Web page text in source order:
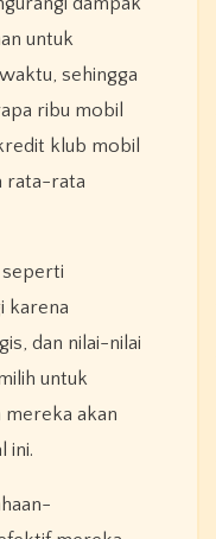
untuk
sehingga
ribu mobil
klub mobil
rata-rata
seperti
karena
dan nilai-nilai
untuk
akan
ini.